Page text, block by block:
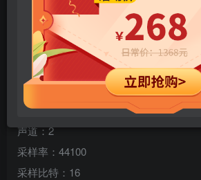
您当前未登录！建议登陆后
专辑名称：周深代表作
歌手：周深
规格：26 首
格式：flac
声道：2
采样率：44100
采样比特：16